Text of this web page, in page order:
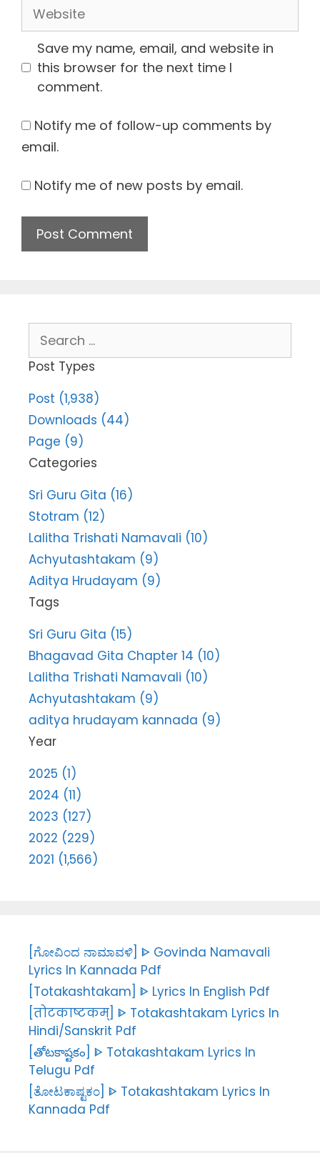
Website
Save my name, email, and website in
this browser for the next time I
comment.
Notify me of follow-up comments by
email.
Notify me of new posts by email.
for:
Post Types
Post (1,938)
Downloads (44)
Page (9)
Categories
Sri Guru Gita (16)
Stotram (12)
Lalitha Trishati Namavali (10)
Achyutashtakam (9)
Aditya Hrudayam (9)
Tags
Sri Guru Gita (15)
Bhagavad Gita Chapter 14 (10)
Lalitha Trishati Namavali (10)
Achyutashtakam (9)
aditya hrudayam kannada (9)
Year
2025 (1)
2024 (11)
2023 (127)
2022 (229)
2021 (1,566)
[ಗೋವಿಂದ ನಾಮಾವಳಿ] ᐈ Govinda Namavali
Lyrics In Kannada Pdf
[Totakashtakam] ᐈ Lyrics In English Pdf
[तोटकाष्टकम्] ᐈ Totakashtakam Lyrics In
Hindi/Sanskrit Pdf
[తోటకాష్టకం] ᐈ Totakashtakam Lyrics In
Telugu Pdf
[ತೋಟಕಾಷ್ಟಕಂ] ᐈ Totakashtakam Lyrics In
Kannada Pdf